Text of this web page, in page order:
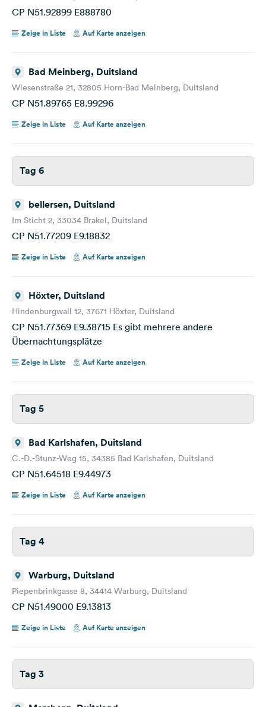
CP N51.92899 E888780
Zeige in Liste Auf Karte anzeigen
Bad Meinberg, Duitsland
Wiesenstraße 21, 32805 Horn-Bad Meinberg, Duitsland
CP N51.89765 E8.99296
Zeige in Liste Auf Karte anzeigen
Tag 6
bellersen, Duitsland
Im Sticht 2, 33034 Brakel, Duitsland
CP N51.77209 E9.18832
Zeige in Liste Auf Karte anzeigen
Höxter, Duitsland
Hindenburgwall 12, 37671 Höxter, Duitsland
CP N51.77369 E9.38715 Es gibt mehrere andere
Übernachtungsplätze
Zeige in Liste Auf Karte anzeigen
Tag 5
Bad Karlshafen, Duitsland
C.-D.-Stunz-Weg 15, 34385 Bad Karlshafen, Duitsland
CP N51.64518 E9.44973
Zeige in Liste Auf Karte anzeigen
Tag 4
Warburg, Duitsland
Piepenbrinkgasse 8, 34414 Warburg, Duitsland
CP N51.49000 E9.13813
Zeige in Liste Auf Karte anzeigen
Tag 3